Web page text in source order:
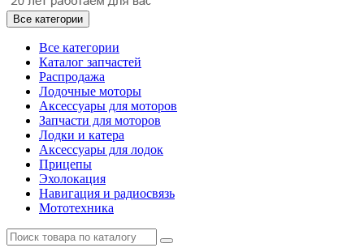
Все категории
Все категории
Каталог запчастей
Распродажа
Лодочные моторы
Аксессуары для моторов
Запчасти для моторов
Лодки и катера
Аксессуары для лодок
Прицепы
Эхолокация
Навигация и радиосвязь
Мототехника